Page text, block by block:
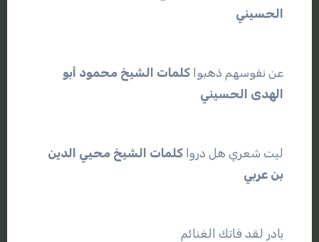
الحسيني
عن نفوسهم ذهبوا كلمات الشيخ محمود أبو
الهدى الحسيني
ليت شعري هل دروا كلمات الشيخ محيي الدين
بن عربي
بادر لقد فاتك الغنائم